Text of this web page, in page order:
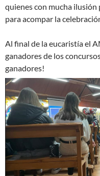
quienes con mucha
para acompar la
Al final de laeucaristía el
ganadores de los
ganadores!